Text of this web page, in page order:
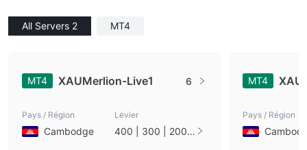
All Servers 2 MT4
MT4 XAUMerlion-Live1 6
Pays / Région
Cambodge
Levier
400 | 300 | 200 |
MT4
Pays / Région